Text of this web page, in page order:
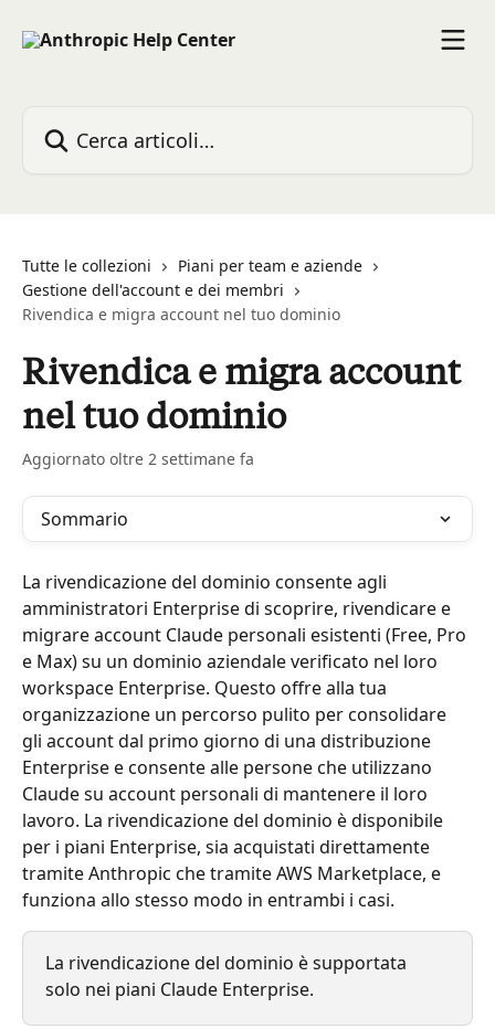
Tutte le collezioni
Piani per team e aziende
Gestione dell'account e dei membri
Rivendica e migra account nel tuo dominio
Rivendica e migra account
nel tuo dominio
Aggiornato oltre 2 settimane fa
Sommario
La rivendicazione del dominio consente agli
amministratori Enterprise di scoprire, rivendicare e
migrare account Claude personali esistenti (Free, Pro
e Max) su un dominio aziendale verificato nel loro
workspace Enterprise. Questo offre alla tua
organizzazione un percorso pulito per consolidare
gli account dal primo giorno di una distribuzione
Enterprise e consente alle persone che utilizzano
Claude su account personali di mantenere il loro
lavoro. La rivendicazione del dominio è disponibile
per i piani Enterprise, sia acquistati direttamente
tramite Anthropic che tramite AWS Marketplace, e
funziona allo stesso modo in entrambi i casi.
La rivendicazione del dominio è supportata
solo nei piani Claude Enterprise.